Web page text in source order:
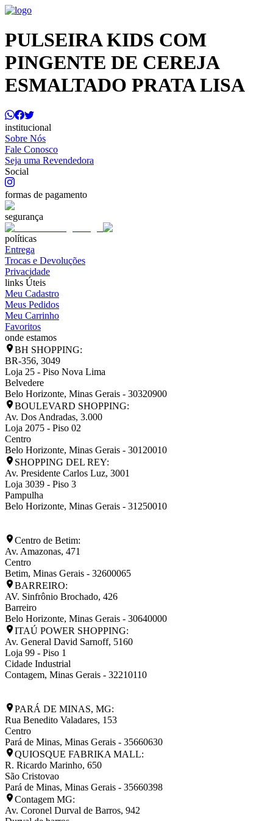
PULSEIRA KIDS COM
PINGENTE DE CEREJA
ESMALTADO PRATA LISA
institucional
Sobre Nós
Fale Conosco
Seja uma Revendedora
Social
formas de pagamento
segurança
políticas
Entrega
Trocas e Devoluções
Privacidade
links Úteis
Meu Cadastro
Meus Pedidos
Meu Carrinho
Favoritos
onde estamos
BH SHOPPING:
BR-356, 3049
Loja 25 - Piso Nova Lima
Belvedere
Belo Horizonte, Minas Gerais - 30320900
BOULEVARD SHOPPING:
Av. Dos Andradas, 3.000
Loja 2075 - Piso 02
Centro
Belo Horizonte, Minas Gerais - 30120010
SHOPPING DEL REY:
Av. Presidente Carlos Luz, 3001
Loja 3039 - Piso 3
Pampulha
Belo Horizonte, Minas Gerais - 31250010
Centro de Betim:
Av. Amazonas, 471
Centro
Betim, Minas Gerais - 32600065
BARREIRO:
AV. Sinfrônio Brochado, 426
Barreiro
Belo Horizonte, Minas Gerais - 30640000
ITAÚ POWER SHOPPING:
Av. General David Sarnoff, 5160
Loja 99 - Piso 1
Cidade Industrial
Contagem, Minas Gerais - 32210110
PARÁ DE MINAS, MG:
Rua Benedito Valadares, 153
Centro
Pará de Minas, Minas Gerais - 35660630
QUIOSQUE FABRIKA MALL:
R. Ricardo Marinho, 650
São Cristovao
Pará de Minas, Minas Gerais - 35660398
Contagem MG:
Av. Coronel Durval de Barros, 942